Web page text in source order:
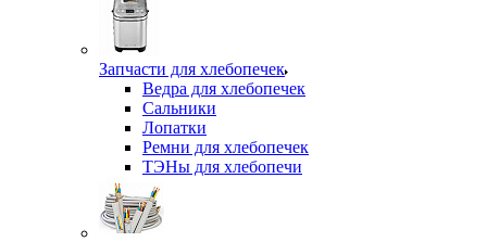
Запчасти для хлебопечек
Ведра для хлебопечек
Сальники
Лопатки
Ремни для хлебопечек
ТЭНы для хлебопечи